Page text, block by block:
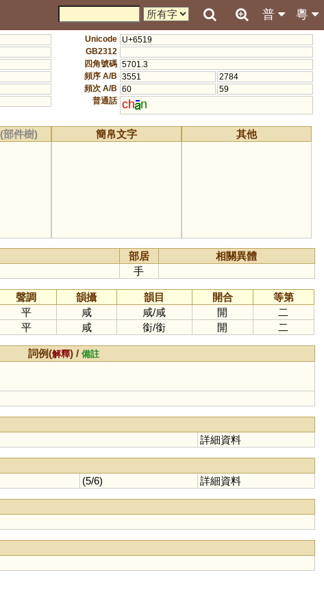
粵
普
Unicode U+6519
GB2312
四角號碼 5701.3
頻序 A/B 3551
2784
頻次 A/B 60
59
普通話 ch n
(部件樹) 簡帛文字 其他
部居
相關異體
手
聲調 韻攝 韻目 開合
等第
平 咸 咸/咸 開
二
平 咸 銜/銜 開 二
詞例(解釋) /備註
詳細資料
(5/6) 詳細資料